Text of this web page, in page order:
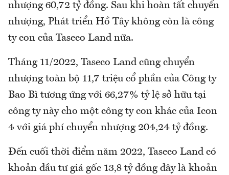
nhượng 60,72 tỷ đồng. Sau khi hoàn tất chuyển
nhượng, Phát triển Hồ Tây không còn là công
ty con của Taseco Land nữa.
Tháng 11/2022, Taseco Land cũng chuyển
nhượng toàn bộ 11,7 triệu cổ phần của Công ty
Bao Bì tương ứng với 66,27% tỷ lệ sở hữu tại
công ty này cho một công ty con khác của Icon
4 với giá phí chuyển nhượng 204,24 tỷ đồng.
Đến cuối thời điểm năm 2022, Taseco Land có
khoản đầu tư giá gốc 13,8 tỷ đồng đây là khoản